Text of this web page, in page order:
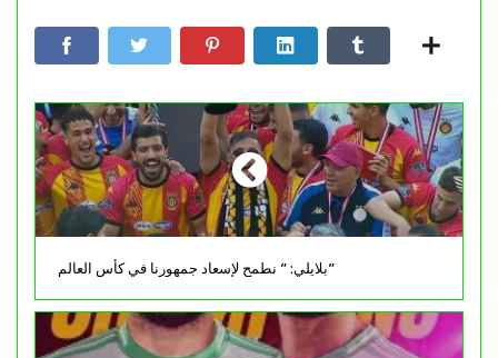
بلايلي: ” نطمح لإسعاد جمهورنا في كأس العالم”